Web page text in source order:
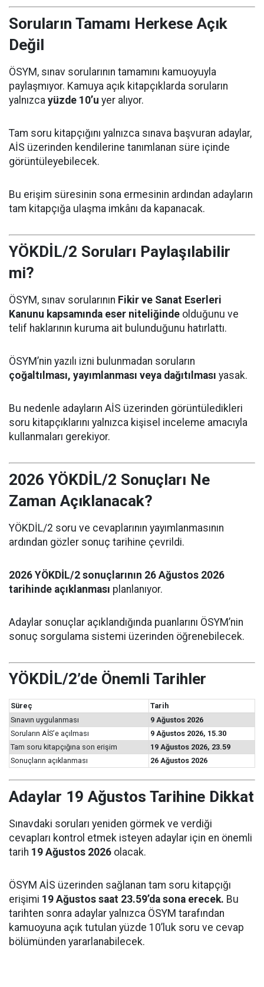
Soruların Tamamı Herkese Açık
Değil
ÖSYM, sınav sorularının tamamını kamuoyuyla
paylaşmıyor. Kamuya açık kitapçıklarda soruların
yalnızca yüzde 10’u yer alıyor.
Tam soru kitapçığını yalnızca sınava başvuran adaylar,
AİS üzerinden kendilerine tanımlanan süre içinde
görüntüleyebilecek.
Bu erişim süresinin sona ermesinin ardından adayların
tam kitapçığa ulaşma imkânı da kapanacak.
YÖKDİL/2 Soruları Paylaşılabilir
mi?
ÖSYM, sınav sorularının Fikir ve Sanat Eserleri
Kanunu kapsamında eser niteliğinde olduğunu ve
telif haklarının kuruma ait bulunduğunu hatırlattı.
ÖSYM’nin yazılı izni bulunmadan soruların
çoğaltılması, yayımlanması veya dağıtılması yasak.
Bu nedenle adayların AİS üzerinden görüntüledikleri
soru kitapçıklarını yalnızca kişisel inceleme amacıyla
kullanmaları gerekiyor.
2026 YÖKDİL/2 Sonuçları Ne
Zaman Açıklanacak?
YÖKDİL/2 soru ve cevaplarının yayımlanmasının
ardından gözler sonuç tarihine çevrildi.
2026 YÖKDİL/2 sonuçlarının 26 Ağustos 2026
tarihinde açıklanması planlanıyor.
Adaylar sonuçlar açıklandığında puanlarını ÖSYM’nin
sonuç sorgulama sistemi üzerinden öğrenebilecek.
YÖKDİL/2’de Önemli Tarihler
Süreç
Tarih
Sınavın uygulanması
9 Ağustos 2026
Soruların AİS’e açılması
9 Ağustos 2026, 15.30
Tam soru kitapçığına son erişim
19 Ağustos 2026, 23.59
Sonuçların açıklanması
26 Ağustos 2026
Adaylar 19 Ağustos Tarihine Dikkat
Sınavdaki soruları yeniden görmek ve verdiği
cevapları kontrol etmek isteyen adaylar için en önemli
tarih 19 Ağustos 2026 olacak.
ÖSYM AİS üzerinden sağlanan tam soru kitapçığı
erişimi 19 Ağustos saat 23.59’da sona erecek. Bu
tarihten sonra adaylar yalnızca ÖSYM tarafından
kamuoyuna açık tutulan yüzde 10’luk soru ve cevap
bölümünden yararlanabilecek.